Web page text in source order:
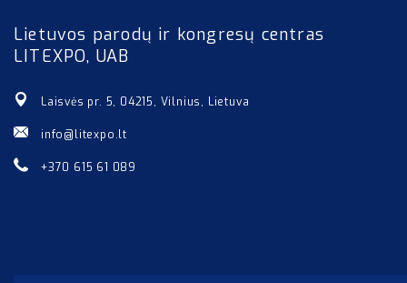
Lietuvos parodų ir kongresų centras
LITEXPO, UAB
Laisvės pr. 5, 04215, Vilnius, Lietuva
info@litexpo.lt
+370 615 61 089